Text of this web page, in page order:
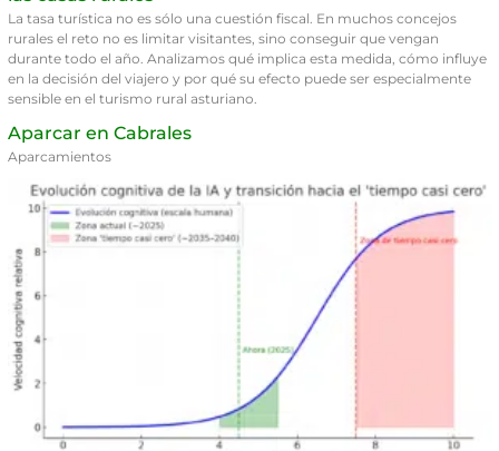
La tasa turística no es sólo una cuestión fiscal. En muchos concejos
rurales el reto no es limitar visitantes, sino conseguir que vengan
durante todo el año. Analizamos qué implica esta medida, cómo influye
en la decisión del viajero y por qué su efecto puede ser especialmente
sensible en el turismo rural asturiano.
Aparcar en Cabrales
Aparcamientos